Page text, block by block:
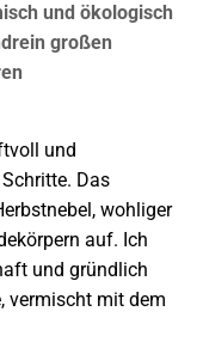
und ökologisch
großen
und
Das
wohliger
auf. Ich
und gründlich
vermischt mit dem